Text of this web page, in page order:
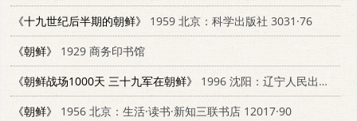
《十九世纪后半期的朝鲜》
1959 北京：科学出版社 3031·76
《朝鲜》
1929 商务印书馆
《朝鲜战场1000天 三十九军在朝鲜》
1996 沈阳：辽宁人民出版社 720503504X
《朝鲜》
1956 北京：生活·读书·新知三联书店 12017·90